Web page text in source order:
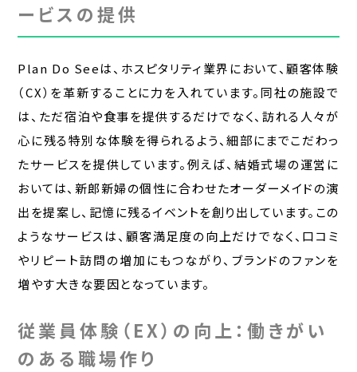
ービスの提供
Plan Do Seeは、ホスピタリティ業界において、顧客体験
（CX）を革新することに力を入れています。同社の施設で
は、ただ宿泊や食事を提供するだけでなく、訪れる人々が
心に残る特別な体験を得られるよう、細部にまでこだわっ
たサービスを提供しています。例えば、結婚式場の運営に
おいては、新郎新婦の個性に合わせたオーダーメイドの演
出を提案し、記憶に残るイベントを創り出しています。この
ようなサービスは、顧客満足度の向上だけでなく、口コミ
やリピート訪問の増加にもつながり、ブランドのファンを
増やす大きな要因となっています。
従業員体験（EX）の向上：働きがい
のある職場作り